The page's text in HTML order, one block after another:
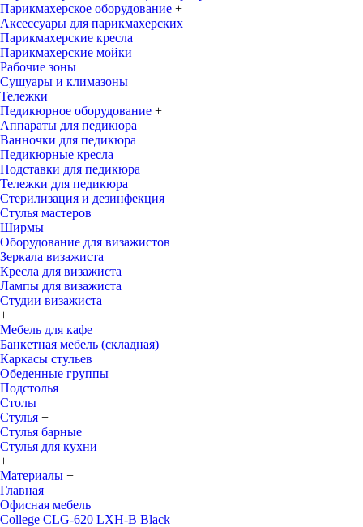
Парикмахерское оборудование +
Аксессуары для парикмахерских
Парикмахерские кресла
Парикмахерские мойки
Рабочие зоны
Сушуары и климазоны
Тележки
Педикюрное оборудование +
Аппараты для педикюра
Ванночки для педикюра
Педикюрные кресла
Подставки для педикюра
Тележки для педикюра
Стерилизация и дезинфекция
Стулья мастеров
Ширмы
Оборудование для визажистов +
Зеркала визажиста
Кресла для визажиста
Лампы для визажиста
Студии визажиста
+
Мебель для кафе
Банкетная мебель (складная)
Каркасы стульев
Обеденные группы
Подстолья
Столы
Стулья +
Стулья барные
Стулья для кухни
+
Материалы +
Главная
Офисная мебель
College CLG-620 LXH-B Black